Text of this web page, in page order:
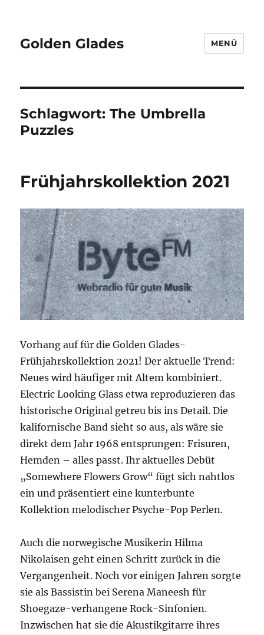
Golden Glades MENÜ
Schlagwort:The Umbrella
Puzzles
Frühjahrskollektion 2021
Vorhang auf für die Golden Glades-
Frühjahrskollektion 2021! Der aktuelle Trend:
Neues wird häufiger mit Altem kombiniert.
Electric Looking Glass etwa reproduzieren das
historische Original getreu bis ins Detail. Die
kalifornische Band sieht so aus, als wäre sie
direkt dem Jahr 1968 entsprungen: Frisuren,
Hemden – alles passt. Ihr aktuelles Debüt
„Somewhere Flowers Grow“ fügt sich nahtlos
ein und präsentiert eine kunterbunte
Kollektion melodischer Psyche-Pop Perlen.
Auch die norwegische Musikerin Hilma
Nikolaisen geht einen Schritt zurück in die
Vergangenheit. Noch vor einigen Jahren sorgte
sie als Bassistin bei Serena Maneesh für
Shoegaze-verhangene Rock-Sinfonien.
Inzwischen hat sie die Akustikgitarre ihres